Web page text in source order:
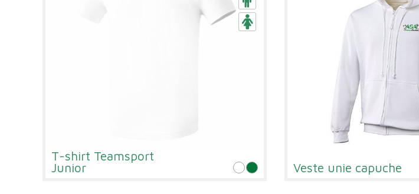
T-shirt Teamsport
Junior
Veste unie capuche